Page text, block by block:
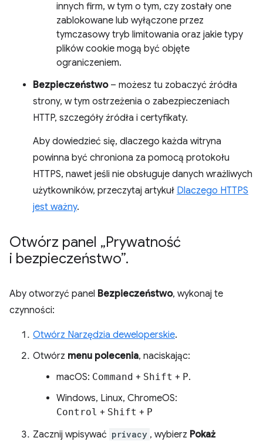
innych firm, w tym o tym, czy zostały one
zablokowane lub wyłączone przez
tymczasowy tryb limitowania oraz jakie typy
plików cookie mogą być objęte
ograniczeniem.
Bezpieczeństwo– możesz tu zobaczyć źródła
strony, w tym ostrzeżenia o zabezpieczeniach
HTTP, szczegóły źródła i certyfikaty.
Aby dowiedzieć się, dlaczego każda witryna
powinna być chroniona za pomocą protokołu
HTTPS, nawet jeśli nie obsługuje danych wrażliwych
użytkowników, przeczytaj artykuł Dlaczego HTTPS
jest ważny.
Otwórz panel „Prywatność
i bezpieczeństwo”.
Aby otworzyć panel Bezpieczeństwo, wykonaj te
czynności:
Otwórz Narzędzia deweloperskie.
Otwórz menu polecenia, naciskając:
macOS: Command + Shift + P.
Windows, Linux, ChromeOS:
Control + Shift + P
Zacznij wpisywać privacy , wybierz Pokaż